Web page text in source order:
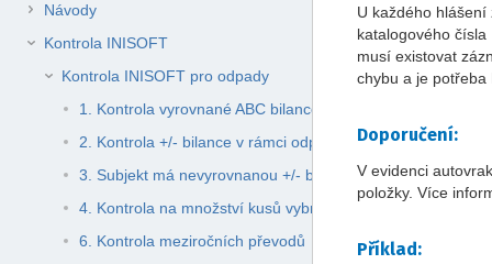
Návody
Kontrola INISOFT
Kontrola INISOFT pro odpady
1. Kontrola vyrovnané ABC bilance
2. Kontrola +/- bilance v rámci odpadů vznikajících z
3. Subjekt má nevyrovnanou +/- bilanci odpadů
4. Kontrola na množství kusů vybraných autovraků –
6. Kontrola meziročních převodů
konec
metadat
začátek
metadat
U každého
katalogového
musí existovat
chybu a je
Doporučení:
V evidenci
položky. Více
Příklad: